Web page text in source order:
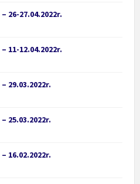
26-27.04.2022r.
11-12.04.2022r.
29.03.2022r.
25.03.2022r.
16.02.2022r.